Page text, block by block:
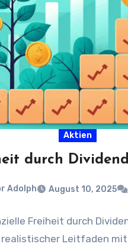
Aktien
durch
Adolph August 10, 2025
Freiheit durch
realistischer Leitfaden